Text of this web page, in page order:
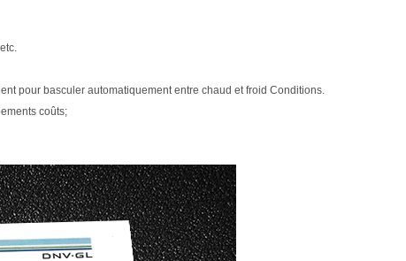
pour basculer automatiquement entre chaud et froid Conditions.
coûts;